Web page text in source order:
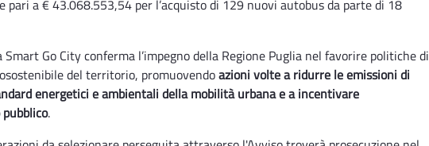
pari a € 43.068.553,54 per l’acquisto di 129 nuovi autobus da parte di 18
Go Cityconferma l’impegno della Regione Puglia nel favorire politiche di
del territorio, promuovendoazioni volte a ridurre le emissioni di
energetici e ambientali della mobilità urbana e a incentivare
.